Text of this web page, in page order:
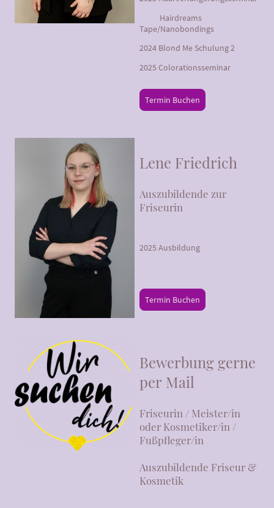
Hairdreams
Tape/Nanobondings
2024 Blond Me Schulung 2
2025 Colorationsseminar
Termin Buchen
Lene Friedrich
Auszubildende zur
Friseurin
2025 Ausbildung
Termin Buchen
Bewerbung gerne
per Mail
Friseurin / Meister/in
oder Kosmetiker/in /
Fußpfleger/in
Auszubildende Friseur &
Kosmetik